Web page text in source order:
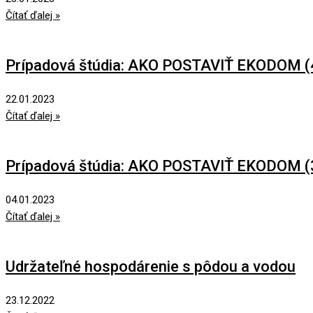
Čítať ďalej »
Prípadová štúdia: AKO POSTAVIŤ EKODOM
22.01.2023
Čítať ďalej »
Prípadová štúdia: AKO POSTAVIŤ EKODOM
04.01.2023
Čítať ďalej »
Udržateľné hospodárenie s pôdou a vodou
23.12.2022